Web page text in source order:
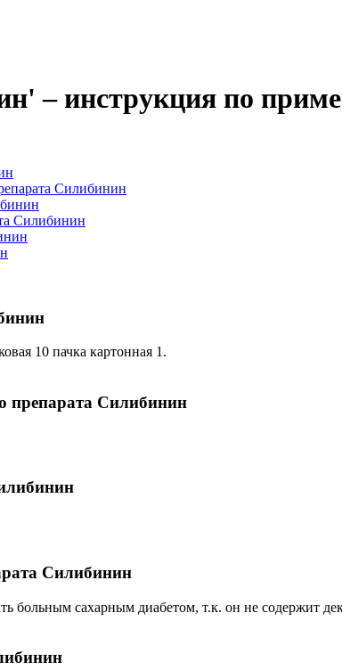
– инструкция по
Силибинин
Силибинин
10 пачка картонная 1.
препарата Силибинин
Силибинин
больным сахарным диабетом, т.к. он не содержит